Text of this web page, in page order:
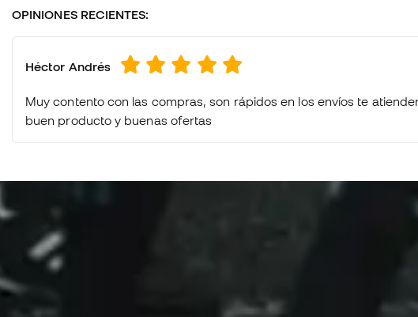
OPINIONES RECIENTES:
Héctor Andrés
Muy contento con las compras, son rápidos en los envíos te
buen producto y buenas ofertas